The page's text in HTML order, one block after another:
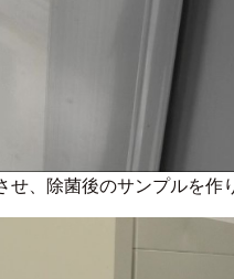
せ、除菌後のサンプルを作